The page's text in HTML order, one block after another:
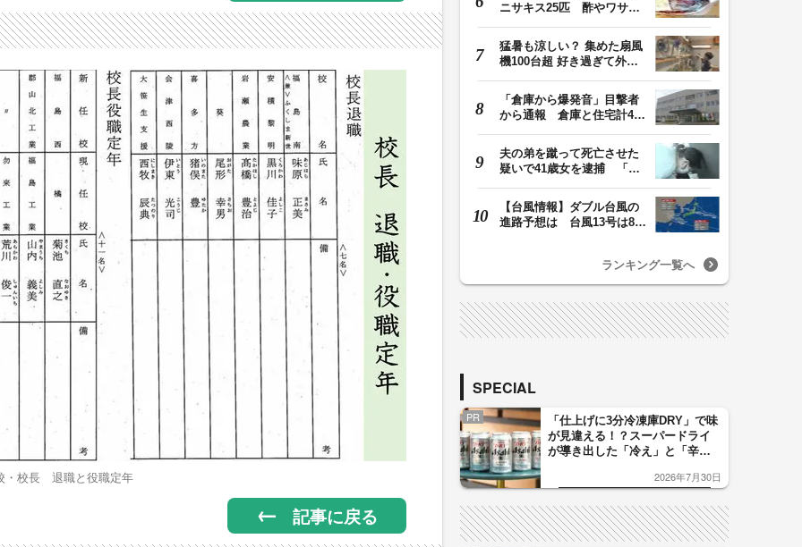
・校長 退職と役職定年
記事に戻る
ニサキス25匹 酢やワサビ
猛暑も涼しい？ 集めた扇風
機100台超 好き過ぎて外出
「倉庫から爆発音」目撃者
から通報 倉庫と住宅計4棟
夫の弟を蹴って死亡させた
疑いで41歳女を逮捕 「生
【台風情報】ダブル台風の
進路予想は 台風13号は8日
ランキング一覧へ
SPECIAL
PR
「仕上げに3分冷凍庫DRY」で味
が見違える！？スーパードライ
が導き出した「冷え」と「辛
した「辛口カーブ」が飲み頃の
2026年7月30日